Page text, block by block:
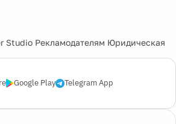
Studio Рекламодателям Юридическая
Google Play Telegram App